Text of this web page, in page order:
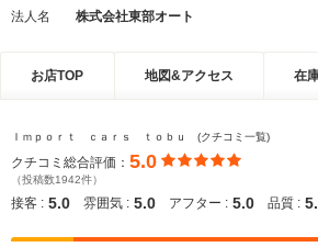
法人名
株式会社東部オート
お店TOP 地図&アクセス 在
Ｉｍｐｏｒｔ ｃａｒｓ ｔｏｂｕ (クチコミ一覧)
クチコミ総合評価： 5.0
（投稿数1942件）
接客 : 5.0 雰囲気 : 5.0 アフター : 5.0 品質 :